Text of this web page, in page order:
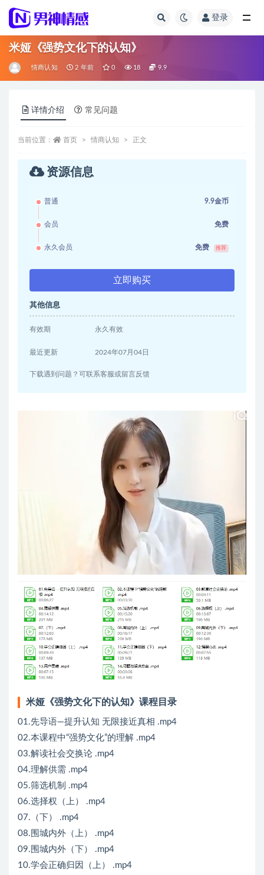
登录
米娅《强势文化下的认知》
情商认知 2 年前 0 18 9.9
详情介绍 常见问题
当前位置： 首页 情商认知 正文
资源信息
普通 9.9金币
会员 免费
永久会员 免费 推荐
立即购买
其他信息
有效期 永久有效
最近更新 2024年07月04日
下载遇到问题？可联系客服或留言反馈
米娅《强势文化下的认知》课程目录
01.先导语—提升认知 无限接近真相 .mp4
02.本课程中“强势文化”的理解 .mp4
03.解读社会交换论 .mp4
04.理解供需 .mp4
05.筛选机制 .mp4
06.选择权（上） .mp4
07.（下） .mp4
08.围城内外（上） .mp4
09.围城内外（下） .mp4
10.学会正确归因（上） .mp4